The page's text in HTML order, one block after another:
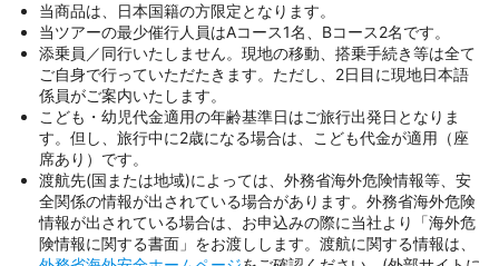
当商品は、日本国籍の方限定となります。
当ツアーの最少催行人員はAコース1名、Bコース2名です。
添乗員／同行いたしません。現地の移動、搭乗手続き等は全て
ご自身で行っていただたきます。ただし、2日目に現地日本語
係員がご案内いたします。
こども・幼児代金適用の年齢基準日はご旅行出発日となりま
す。但し、旅行中に2歳になる場合は、こども代金が適用（座
席あり）です。
渡航先(国または地域)によっては、外務省海外危険情報等、安
全関係の情報が出されている場合があります。外務省海外危険
情報が出されている場合は、お申込みの際に当社より「海外危
険情報に関する書面」をお渡しします。渡航に関する情報は、